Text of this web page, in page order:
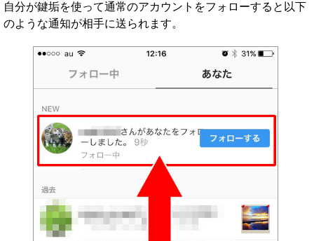
自分が鍵垢を使って通常のアカウントをフォローすると以下
のような通知が相手に送られます。